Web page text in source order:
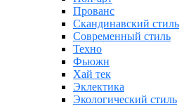
Прованс
Скандинавский стиль
Современный стиль
Техно
Фьюжн
Хай тек
Эклектика
Экологический стиль